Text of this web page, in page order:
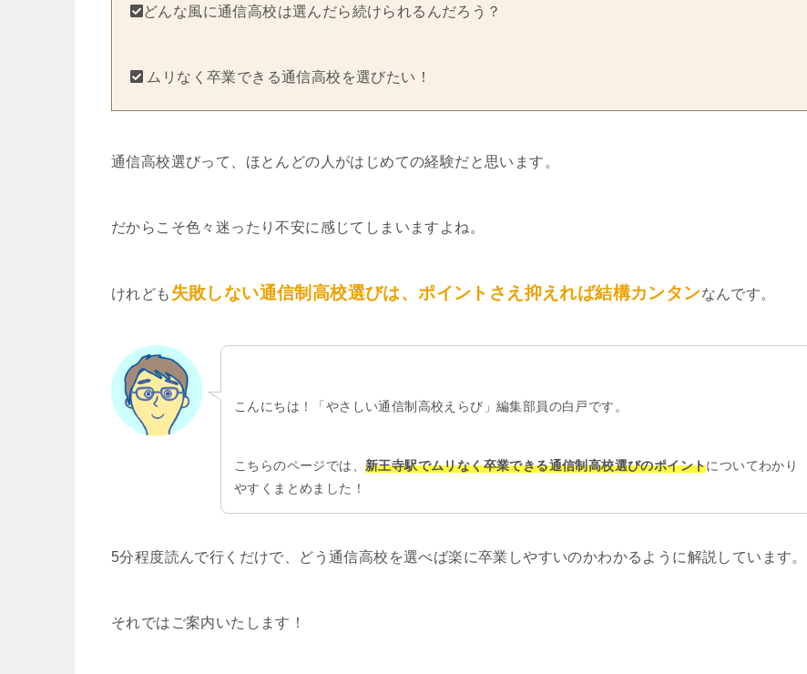
どんな風に通信高校は選んだら続けられるんだろう？
ムリなく卒業できる通信高校を選びたい！
通信高校選びって、ほとんどの人がはじめての経験だと思います。
だからこそ色々迷ったり不安に感じてしまいますよね。
けれども 失敗しない通信制高校選びは、ポイントさえ抑えれば結構カンタンなんです。
こんにちは！「やさしい通信制高校えらび」編集部員の白戸です。
こちらのページでは、 新王寺駅でムリなく卒業できる通信制高校選びのポイントについてわかり
やすくまとめました！
5分程度読んで行くだけで、どう通信高校を選べば楽に卒業しやすいのかわかるように解説しています。
それではご案内いたします！